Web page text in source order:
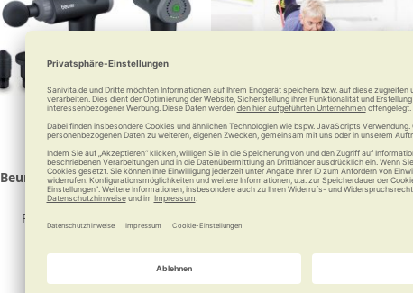
Beurer Muskelmassage-Gerät
MG 180 Massage Gun
Punktgenau massieren
224,49 €
TheraBand Travel
Fitness-Studio für Ihr
14,95 €